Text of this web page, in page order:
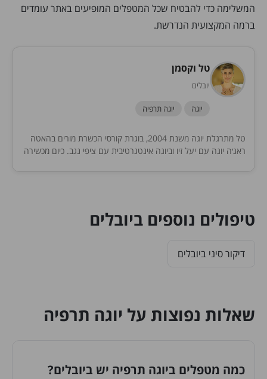
המשלימה כדי להבטיח שכל המטפלים המופיעים באתר עומדים
ברמה המקצועית הנדרשת.
טל וקסמן
יובלים
יוגה יוגה תרפיה
טל מתרגלת יוגה משנת 2004, בוגרת קורסי הכשרת מורים בהאטה
ראג׳ה יוגה עם יעל זיו וביוגה אינטגרטיבית עם ציפי נגב. כיום מכשירה
טיפולים נוספים ביובלים
דיקור סיני ביובלים
שאלות נפוצות על יוגה תרפיה
כמה מטפלים ביוגה תרפיה יש ביובלים?